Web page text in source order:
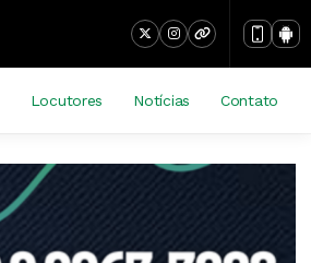
Locutores Notícias Contato